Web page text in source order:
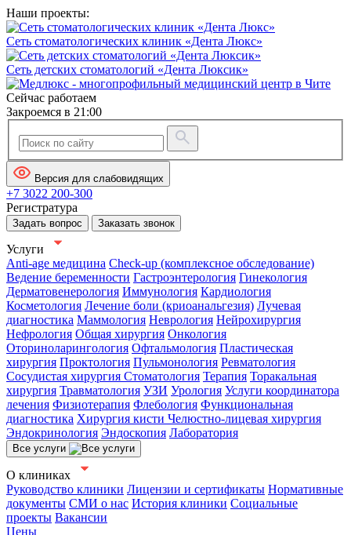
Наши проекты:
Сеть стоматологических клиник «Дента Люкс»
Сеть детских стоматологий «Дента Люксик»
Сейчас работаем
Закроемся в 21:00
Версия для слабовидящих
+7 3022 200-300
Регистратура
Задать вопрос Заказать звонок
Услуги
Anti-age медицина Check-up (комплексное обследование)
Ведение беременности Гастроэнтерология Гинекология
Дерматовенерология Иммунология Кардиология
Косметология Лечение боли (криоанальгезия) Лучевая
диагностика Маммология Неврология Нейрохирургия
Нефрология Общая хирургия Онкология
Оториноларингология Офтальмология Пластическая
хирургия Проктология Пульмонология Ревматология
Сосудистая хирургия Стоматология Терапия Торакальная
хирургия Травматология УЗИ Урология Услуги координатора
лечения Физиотерапия Флебология Функциональная
диагностика Хирургия кисти Челюстно-лицевая хирургия
Эндокринология Эндоскопия Лаборатория
Все услуги
О клиниках
Руководство клиники Лицензии и сертификаты Нормативные
документы СМИ о нас История клиники Социальные
проекты Вакансии
Цены